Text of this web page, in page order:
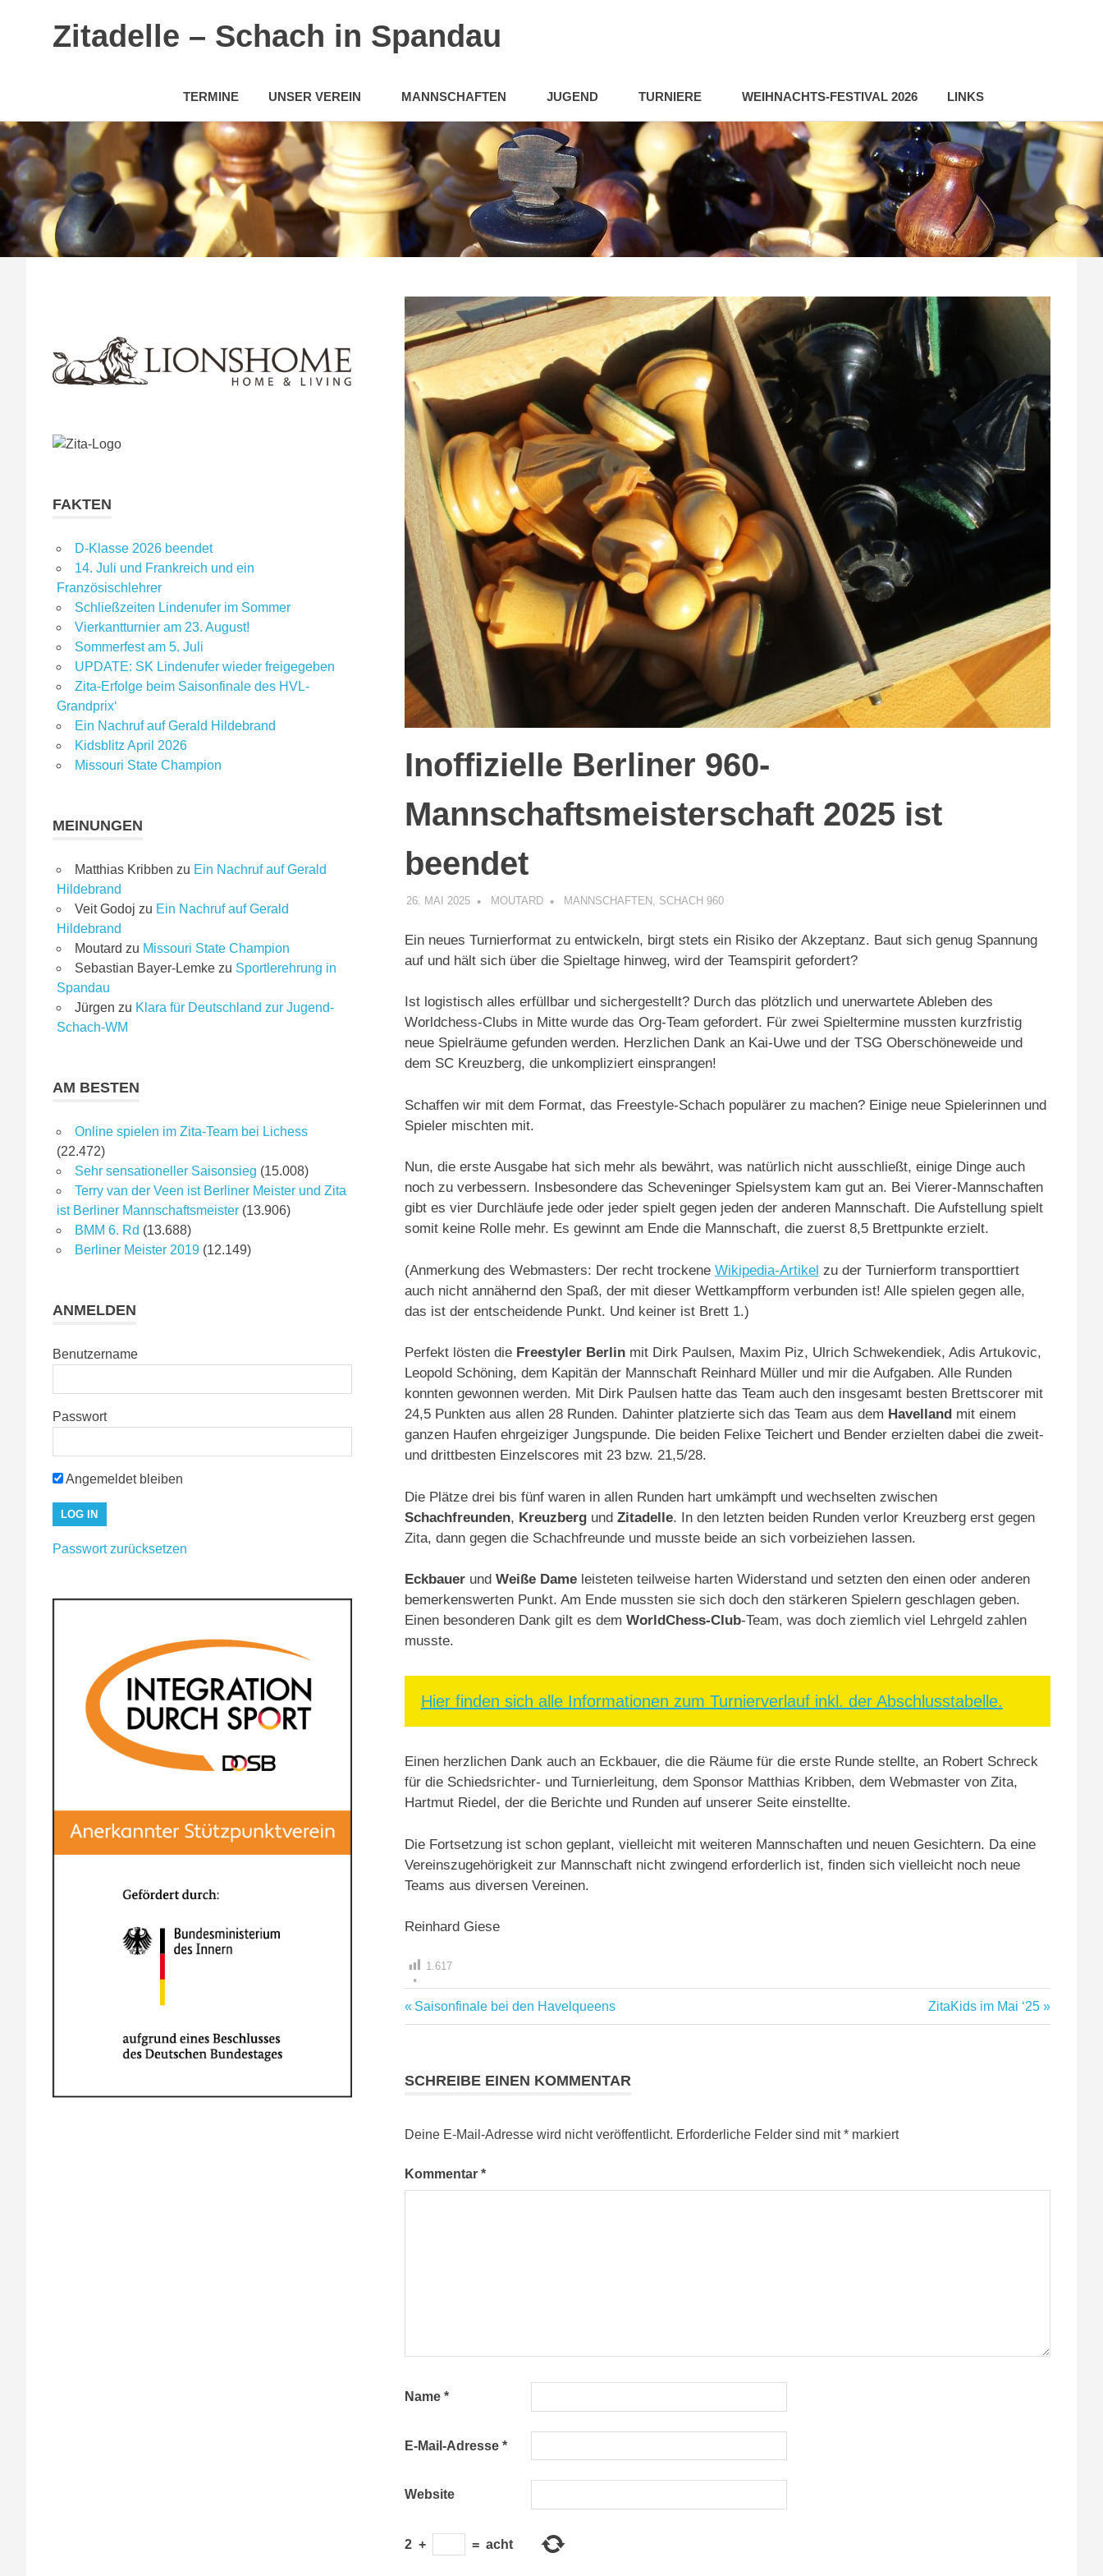
Zum
Inhalt
springen
Zitadelle – Schach in Spandau
TERMINE UNSER VEREIN MANNSCHAFTEN JUGEND TURNIERE WEIHNACHTS-FESTIVAL 2026 LINKS
Inoffizielle Berliner 960-
Mannschaftsmeisterschaft 2025 ist
beendet
26. MAI 2025 MOUTARD MANNSCHAFTEN , SCHACH 960
Ein neues Turnierformat zu entwickeln, birgt stets ein Risiko der Akzeptanz. Baut sich genug Spannung
auf und hält sich über die Spieltage hinweg, wird der Teamspirit gefordert?
Ist logistisch alles erfüllbar und sichergestellt? Durch das plötzlich und unerwartete Ableben des
Worldchess-Clubs in Mitte wurde das Org-Team gefordert. Für zwei Spieltermine mussten kurzfristig
neue Spielräume gefunden werden. Herzlichen Dank an Kai-Uwe und der TSG Oberschöneweide und
dem SC Kreuzberg, die unkompliziert einsprangen!
Schaffen wir mit dem Format, das Freestyle-Schach populärer zu machen? Einige neue Spielerinnen und
Spieler mischten mit.
Nun, die erste Ausgabe hat sich mehr als bewährt, was natürlich nicht ausschließt, einige Dinge auch
noch zu verbessern. Insbesondere das Scheveninger Spielsystem kam gut an. Bei Vierer-Mannschaften
gibt es vier Durchläufe jede oder jeder spielt gegen jeden der anderen Mannschaft. Die Aufstellung spielt
somit keine Rolle mehr. Es gewinnt am Ende die Mannschaft, die zuerst 8,5 Brettpunkte erzielt.
(Anmerkung des Webmasters: Der recht trockene Wikipedia-Artikel zu der Turnierform transporttiert
auch nicht annähernd den Spaß, der mit dieser Wettkampfform verbunden ist! Alle spielen gegen alle,
das ist der entscheidende Punkt. Und keiner ist Brett 1.)
Perfekt lösten die Freestyler Berlinmit Dirk Paulsen, Maxim Piz, Ulrich Schwekendiek, Adis Artukovic,
Leopold Schöning, dem Kapitän der Mannschaft Reinhard Müller und mir die Aufgaben. Alle Runden
konnten gewonnen werden. Mit Dirk Paulsen hatte das Team auch den insgesamt besten Brettscorer mit
24,5 Punkten aus allen 28 Runden. Dahinter platzierte sich das Team aus dem Havelland mit einem
ganzen Haufen ehrgeiziger Jungspunde. Die beiden Felixe Teichert und Bender erzielten dabei die zweit-
und drittbesten Einzelscores mit 23 bzw. 21,5/28.
Die Plätze drei bis fünf waren in allen Runden hart umkämpft und wechselten zwischen
Schachfreunden, Kreuzberg und Zitadelle. In den letzten beiden Runden verlor Kreuzberg erst gegen
Zita, dann gegen die Schachfreunde und musste beide an sich vorbeiziehen lassen.
Eckbauer und Weiße Dameleisteten teilweise harten Widerstand und setzten den einen oder anderen
bemerkenswerten Punkt. Am Ende mussten sie sich doch den stärkeren Spielern geschlagen geben.
Einen besonderen Dank gilt es dem WorldChess-Club-Team, was doch ziemlich viel Lehrgeld zahlen
musste.
Hier finden sich alle Informationen zum Turnierverlauf inkl. der Abschlusstabelle.
Einen herzlichen Dank auch an Eckbauer, die die Räume für die erste Runde stellte, an Robert Schreck
für die Schiedsrichter- und Turnierleitung, dem Sponsor Matthias Kribben, dem Webmaster von Zita,
Hartmut Riedel, der die Berichte und Runden auf unserer Seite einstellte.
Die Fortsetzung ist schon geplant, vielleicht mit weiteren Mannschaften und neuen Gesichtern. Da eine
Vereinszugehörigkeit zur Mannschaft nicht zwingend erforderlich ist, finden sich vielleicht noch neue
Teams aus diversen Vereinen.
Reinhard Giese
1.617
Beitragsnavigation
Vorheriger
Beitrag:
Saisonfinale bei den Havelqueens
Nächster
Beitrag:
ZitaKids im Mai ‘25
SCHREIBE EINEN KOMMENTAR
Deine E-Mail-Adresse wird nicht veröffentlicht. Erforderliche Felder sind mit*markiert
Kommentar *
Name *
E-Mail-Adresse *
Website
2 + = acht
FAKTEN
D-Klasse 2026 beendet
14. Juli und Frankreich und ein
Französischlehrer
Schließzeiten Lindenufer im Sommer
Vierkantturnier am 23. August!
Sommerfest am 5. Juli
UPDATE: SK Lindenufer wieder freigegeben
Zita-Erfolge beim Saisonfinale des HVL-
Grandprix‘
Ein Nachruf auf Gerald Hildebrand
Kidsblitz April 2026
Missouri State Champion
MEINUNGEN
Matthias Kribben zu Ein Nachruf auf Gerald
Hildebrand
Veit Godoj zu Ein Nachruf auf Gerald
Hildebrand
Moutard zu Missouri State Champion
Sebastian Bayer-Lemkezu Sportlerehrung in
Spandau
Jürgen zu Klara für Deutschland zur Jugend-
Schach-WM
AM BESTEN
Online spielen im Zita-Team bei Lichess
(22.472)
Sehr sensationeller Saisonsieg (15.008)
Terry van der Veen ist Berliner Meister und Zita
ist Berliner Mannschaftsmeister (13.906)
BMM 6. Rd (13.688)
Berliner Meister 2019 (12.149)
ANMELDEN
Benutzername
Passwort
Angemeldet bleiben
Passwort zurücksetzen